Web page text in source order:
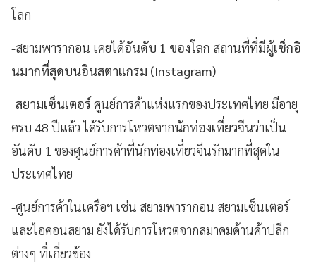
โลก
-สยามพารากอน เคยได้อันดับ 1 ของโลก สถานที่ที่มีผู้เช็กอิ
นมากที่สุดบนอินสตาแกรม (Instagram)
-สยามเซ็นเตอร์ ศูนย์การค้าแห่งแรกของประเทศไทย มีอายุ
ครบ 48 ปีแล้ว ได้รับการโหวตจากนักท่องเที่ยวจีนว่าเป็น
อันดับ 1 ของศูนย์การค้าที่นักท่องเที่ยวจีนรักมากที่สุดใน
ประเทศไทย
-ศูนย์การค้าในเครือฯ เช่น สยามพารากอน สยามเซ็นเตอร์
และไอคอนสยาม ยังได้รับการโหวตจากสมาคมด้านค้าปลีก
ต่างๆ ที่เกี่ยวข้อง